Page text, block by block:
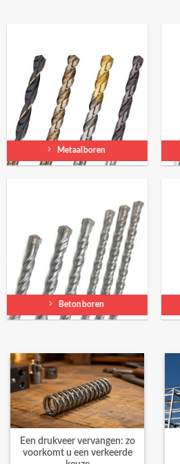
Metaalboren
Betonboren
Een drukveer vervangen: zo
voorkomt u een verkeerde